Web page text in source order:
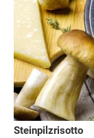
Steinpilzrisotto